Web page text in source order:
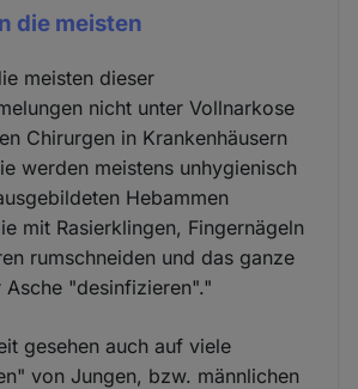
die meisten
meisten dieser
nicht unter Vollnarkose
Chirurgen in Krankenhäusern
werden meistens unhygienisch
Hebammen
mit Rasierklingen, Fingernägeln
rumschneiden und das ganze
Asche "desinfizieren"."
gesehen auch auf viele
von Jungen, bzw. männlichen